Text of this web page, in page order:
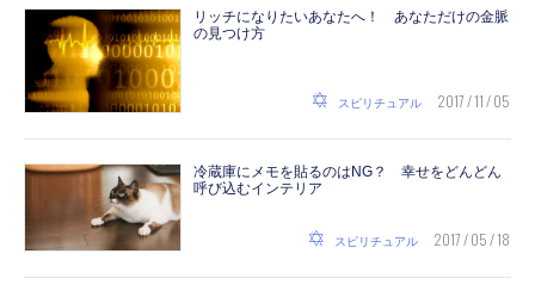
リッチになりたいあなたへ！ あなただけの金脈
の見つけ方
スピリチュアル 2017 / 11 / 05
冷蔵庫にメモを貼るのはNG？ 幸せをどんどん
呼び込むインテリア
スピリチュアル 2017 / 05 / 18